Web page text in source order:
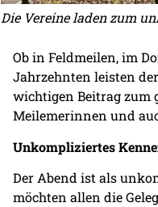
Die Vereine laden zum
Ob in Feldmeilen, im
Jahrzehnten leisten
wichtigen Beitrag zum
Meilemerinnen und
Unkompliziertes
Der Abend ist als
möchten allen die